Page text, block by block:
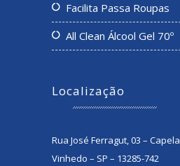
Facilita Passa Roupas
All Clean Álcool Gel 70º
Localização
Rua José Ferragut, 03 – Capela
Vinhedo – SP – 13285-742